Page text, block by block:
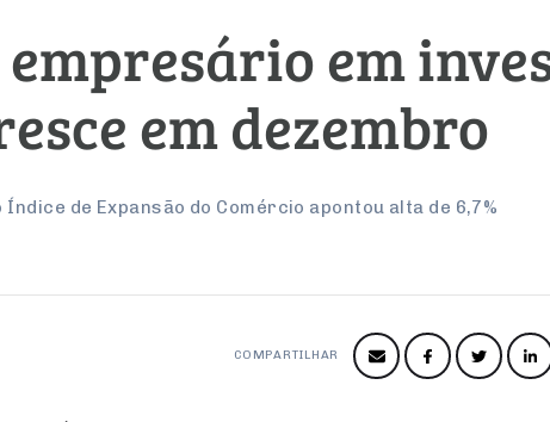
em
em dezembro
Índice de Expansão do Comércio apontou alta de 6,7%
COMPARTILHAR